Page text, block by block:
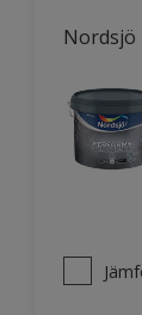
Nordsjö